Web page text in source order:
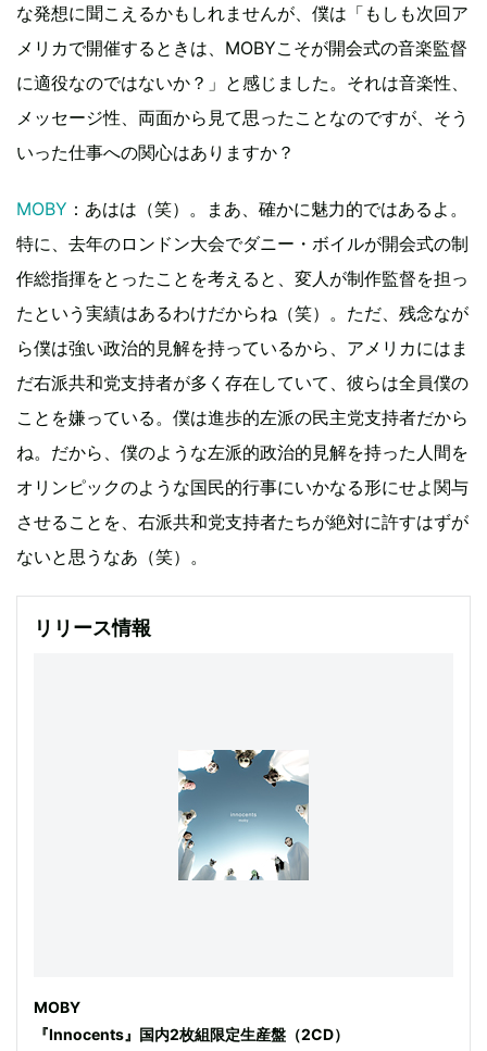
な発想に聞こえるかもしれませんが、僕は「もしも次回ア
メリカで開催するときは、MOBYこそが開会式の音楽監督
に適役なのではないか？」と感じました。それは音楽性、
メッセージ性、両面から見て思ったことなのですが、そう
いった仕事への関心はありますか？
MOBY ：あはは（笑）。まあ、確かに魅力的ではあるよ。
特に、去年のロンドン大会でダニー・ボイルが開会式の制
作総指揮をとったことを考えると、変人が制作監督を担っ
たという実績はあるわけだからね（笑）。ただ、残念なが
ら僕は強い政治的見解を持っているから、アメリカにはま
だ右派共和党支持者が多く存在していて、彼らは全員僕の
ことを嫌っている。僕は進歩的左派の民主党支持者だから
ね。だから、僕のような左派的政治的見解を持った人間を
オリンピックのような国民的行事にいかなる形にせよ関与
させることを、右派共和党支持者たちが絶対に許すはずが
ないと思うなあ（笑）。
リリース情報
MOBY
『Innocents』国内2枚組限定生産盤（2CD）